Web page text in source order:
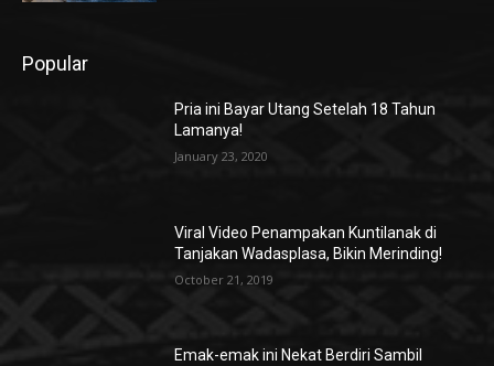
Popular
Pria ini Bayar Utang Setelah 18 Tahun
Lamanya!
January 23, 2020
Viral Video Penampakan Kuntilanak di
Tanjakan Wadasplasa, Bikin Merinding!
October 21, 2019
Emak-emak ini Nekat Berdiri Sambil